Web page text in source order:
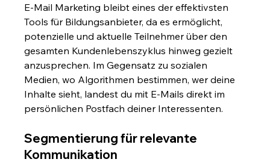
E-Mail Marketing bleibt eines der effektivsten
Tools für Bildungsanbieter, da es ermöglicht,
potenzielle und aktuelle Teilnehmer über den
gesamten Kundenlebenszyklus hinweg gezielt
anzusprechen. Im Gegensatz zu sozialen
Medien, wo Algorithmen bestimmen, wer deine
Inhalte sieht, landest du mit E-Mails direkt im
persönlichen Postfach deiner Interessenten.
Segmentierung für relevante
Kommunikation